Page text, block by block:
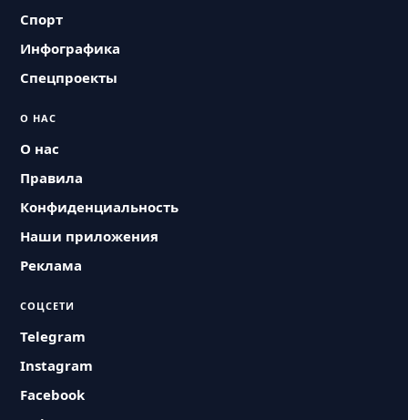
Спорт
Инфографика
Спецпроекты
О НАС
О нас
Правила
Конфиденциальность
Наши приложения
Реклама
СОЦСЕТИ
Telegram
Instagram
Facebook